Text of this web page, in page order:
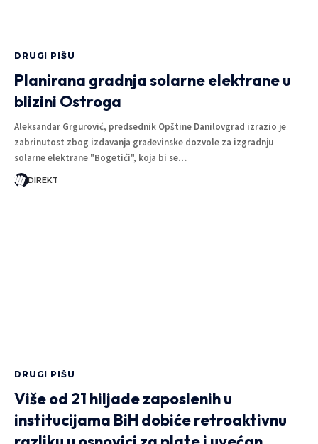
DRUGI PIŠU
Planirana gradnja solarne elektrane u
blizini Ostroga
Aleksandar Grgurović, predsednik Opštine Danilovgrad izrazio je
zabrinutost zbog izdavanja građevinske dozvole za izgradnju
solarne elektrane "Bogetići", koja bi se…
DIREKT
DRUGI PIŠU
Više od 21 hiljade zaposlenih u
institucijama BiH dobiće retroaktivnu